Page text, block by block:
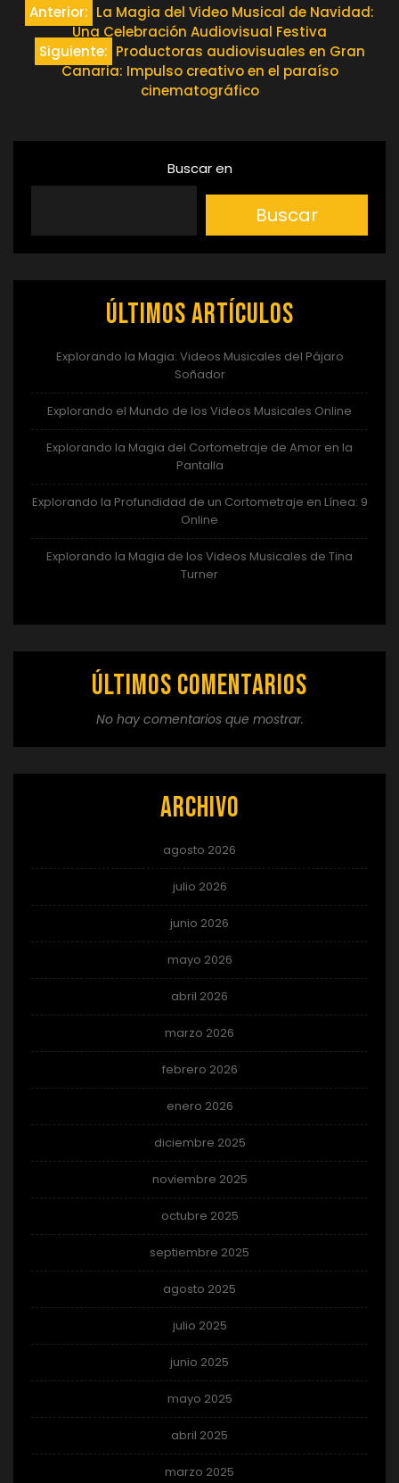
Navegación
entradas
Anterior: La Magia del Video Musical de Navidad:
Una Celebración Audiovisual Festiva
Siguiente: Productoras audiovisuales en Gran
Canaria: Impulso creativo en el paraíso
cinematográfico
Buscar en
Buscar
Últimos artículos
Explorando la Magia: Videos Musicales del Pájaro
Soñador
Explorando el Mundo de los Videos Musicales Online
Explorando la Magia del Cortometraje de Amor en la
Pantalla
Explorando la Profundidad de un Cortometraje en Línea: 9
Online
Explorando la Magia de los Videos Musicales de Tina
Turner
Últimos comentarios
No hay comentarios que mostrar.
Archivo
agosto 2026
julio 2026
junio 2026
mayo 2026
abril 2026
marzo 2026
febrero 2026
enero 2026
diciembre 2025
noviembre 2025
octubre 2025
septiembre 2025
agosto 2025
julio 2025
junio 2025
mayo 2025
abril 2025
marzo 2025